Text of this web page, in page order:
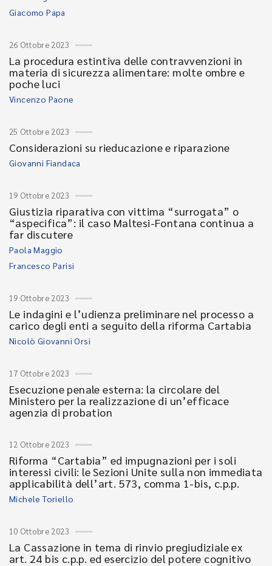
Giacomo Papa
26 Ottobre 2023
La procedura estintiva delle contravvenzioni in
materia di sicurezza alimentare: molte ombre e
poche luci
Vincenzo Paone
25 Ottobre 2023
Considerazioni su rieducazione e riparazione
Giovanni Fiandaca
19 Ottobre 2023
Giustizia riparativa con vittima “surrogata” o
“aspecifica”: il caso Maltesi-Fontana continua a
far discutere
Paola Maggio
Francesco Parisi
19 Ottobre 2023
Le indagini e l’udienza preliminare nel processo a
carico degli enti a seguito della riforma Cartabia
Nicolò Giovanni Orsi
17 Ottobre 2023
Esecuzione penale esterna: la circolare del
Ministero per la realizzazione di un’efficace
agenzia di probation
12 Ottobre 2023
Riforma “Cartabia” ed impugnazioni per i soli
interessi civili: le Sezioni Unite sulla non immediata
applicabilità dell’art. 573, comma 1-bis, c.p.p.
Michele Toriello
10 Ottobre 2023
La Cassazione in tema di rinvio pregiudiziale ex
art. 24 bis c.p.p. ed esercizio del potere cognitivo